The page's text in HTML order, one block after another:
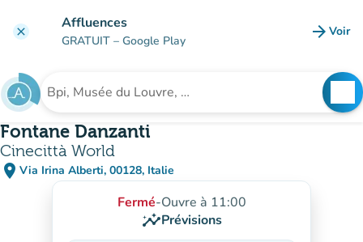
clear Affluences
GRATUIT – Google Play arrow_forward Voir
Rechercher un établissement
Fontane Danzanti
Cinecittà World
place Via Irina Alberti, 00128, Italie
(ouvrir dans Google Maps)
(nouvel onglet)
Fermé-Ouvre à 11:00
insightsPrévisions